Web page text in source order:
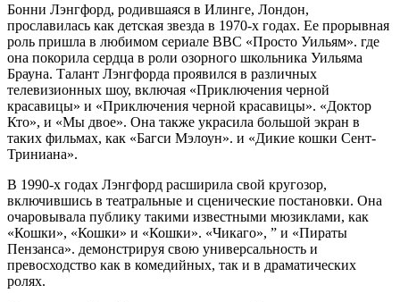
Бонни Лэнгфорд, родившаяся в Илинге, Лондон,
прославилась как детская звезда в 1970-х годах. Ее прорывная
роль пришла в любимом сериале BBC «Просто Уильям». где
она покорила сердца в роли озорного школьника Уильяма
Брауна. Талант Лэнгфорда проявился в различных
телевизионных шоу, включая «Приключения черной
красавицы» и «Приключения черной красавицы». «Доктор
Кто», и «Мы двое». Она также украсила большой экран в
таких фильмах, как «Багси Мэлоун». и «Дикие кошки Сент-
Триниана».
В 1990-х годах Лэнгфорд расширила свой кругозор,
включившись в театральные и сценические постановки. Она
очаровывала публику такими известными мюзиклами, как
«Кошки», «Кошки» и «Кошки». «Чикаго», ” и «Пираты
Пензанса». демонстрируя свою универсальность и
превосходство как в комедийных, так и в драматических
ролях.